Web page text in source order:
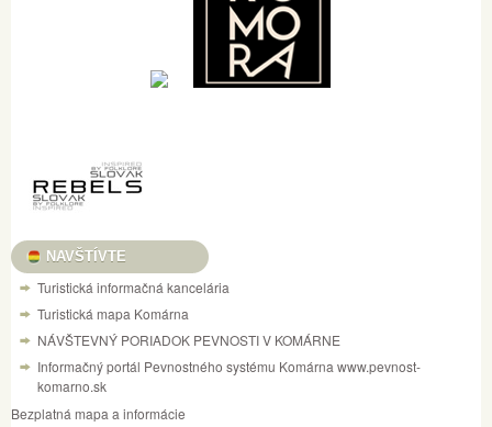
NAVŠTÍVTE
Turistická informačná kancelária
Turistická mapa Komárna
NÁVŠTEVNÝ PORIADOK PEVNOSTI V KOMÁRNE
Informačný portál Pevnostného systému Komárna www.pevnost-
komarno.sk
Bezplatná mapa a informácie